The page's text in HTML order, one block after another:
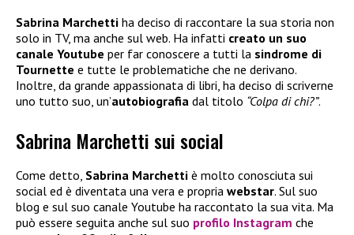
Sabrina Marchetti ha deciso di raccontare la sua storia non
solo in TV, ma anche sul web. Ha infatti creato un suo
canale Youtube per far conoscere a tutti la sindrome di
Tournette e tutte le problematiche che ne derivano.
Inoltre, da grande appassionata di libri, ha deciso di scriverne
uno tutto suo, un’autobiografia dal titolo “Colpa di chi?”.
Sabrina Marchetti sui social
Come detto, Sabrina Marchetti è molto conosciuta sui
social ed è diventata una vera e propria webstar. Sul suo
blog e sul suo canale Youtube ha raccontato la sua vita. Ma
può essere seguita anche sul suo profilo Instagram che